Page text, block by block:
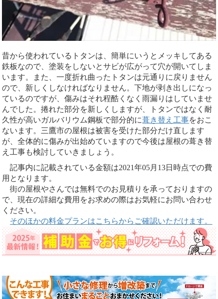
昔から使われているトタンは、簡単にいうとメッキしてある
鉄板なので、塗装をしないとサビが広がって穴が開いてしま
います。また、一度折れ曲ったトタンは元通りに戻りません
ので、新しくしなければなりません。下地が剥き出しになっ
ているのですが、傷みはそれ程酷くなく雨漏りはしていませ
んでした。捲れた部分を新しくしますが、トタンではなく耐
久性が高いガルバリウム鋼板で部分的に葺き替え工事をおこ
ないます。三鷹市の屋根は被害を受けた部分だけ直します
が、全体的に傷みが出始めていますので今後は屋根の葺き替
え工事も検討していきましょう。
記事内に記載されている金額は2021年05月13日時点での費
用となります。
街の屋根やさんでは無料でのお見積りを承っておりますの
で、現在の詳細な費用をお求めの際はお気軽にお問い合わせ
ください。
そのほかの料金プランはこちらからご確認いただけます。